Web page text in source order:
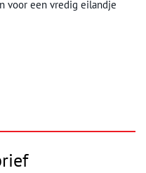
voor een vredig eilandje